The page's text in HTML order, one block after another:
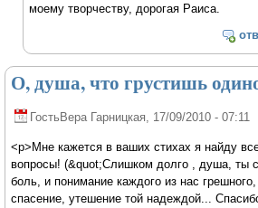
моему творчеству, дорогая Раиса.
О, душа, что грустишь
ГостьВера Гарницкая , 17/09/2010 - 07:11
<p>Мне кажется в ваших стихах я найду
вопросы! (&quot;Слишком долго , душа, ты
боль, и понимание каждого из нас
спасение, утешение той надеждой...